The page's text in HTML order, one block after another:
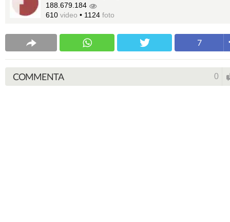
188.679.184
610 video • 1124 foto
7
COMMENTA 0